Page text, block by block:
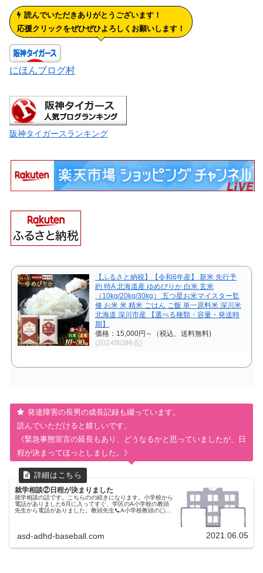
読んでいただきありがとうございます！
応援クリックをぜひぜひよろしくお願いします！
にほんブログ村
阪神タイガースランキング
【ふるさと納税】【令和6年産】 新米 先行予
約 特A 北海道産 ゆめぴりか 白米 玄米
（10kg/20kg/30kg） 五つ星お米マイスター監
修 お米 米 精米 ごはん ご飯 単一原料米 深川米
北海道 深川市産 【選べる種類・容量・発送時
期】
価格：15,000円～（税込、送料無料)
(2024/9/3時点)
発達障害の長男の成長記録も綴っています。
読んでいただけると嬉しいです。
《緊急事態宣言の延長もあり、どうなるかと思っていましたが、日
程が決まってほっとしました。》
就学相談②日程が決まりました
就学相談の話です。こちらのの続きになります。小学校から
電話がありました6月に入ってすぐ、学区のA小学校の教頭
先生から電話がありました。教頭先生📞A小学校教頭の▢▢
asd-adhd-baseball.com 2021.06.05